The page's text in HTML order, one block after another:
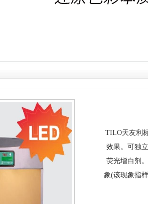
TILO天友利
效果。可独
荧光增白剂
象(该现象指